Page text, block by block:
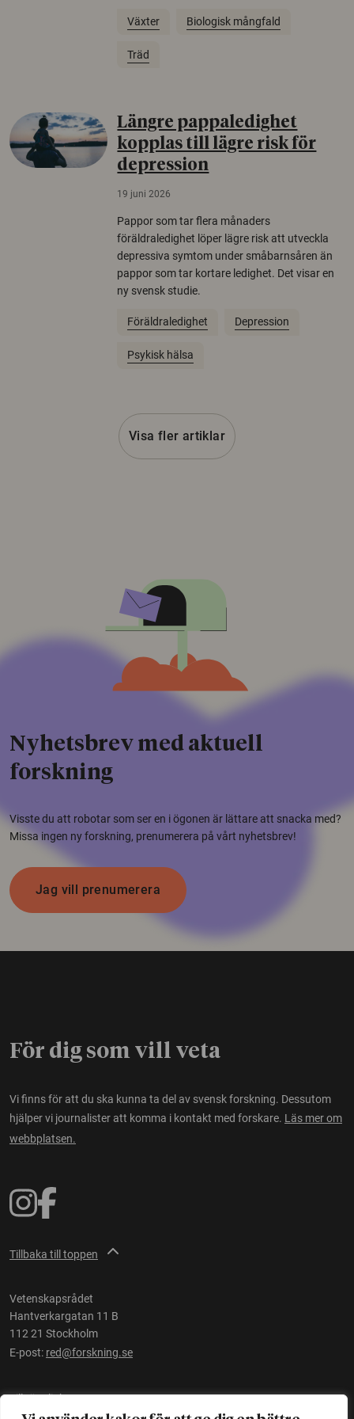
Växter Biologisk mångfald
Träd
Längre pappaledighet
kopplas till lägre risk för
depression
19 juni 2026
Pappor som tar flera månaders
föräldraledighet löper lägre risk att utveckla
depressiva symtom under småbarnsåren än
pappor som tar kortare ledighet. Det visar en
ny svensk studie.
Föräldraledighet Depression
Psykisk hälsa
Visa fler artiklar
Nyhetsbrev med aktuell
forskning
Visste du att robotar som ser en i ögonen är lättare att snacka med?
Missa ingen ny forskning, prenumerera på vårt nyhetsbrev!
Jag vill prenumerera
För dig som vill veta
Vi finns för att du ska kunna ta del av svensk forskning. Dessutom
hjälper vi journalister att komma i kontakt med forskare. Läs mer om
webbplatsen.
Tillbaka till toppen
Vetenskapsrådet
Hantverkargatan 11 B
112 21 Stockholm
E-post: red@forskning.se
Tillgänglighet